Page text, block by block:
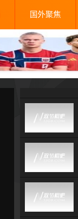
国外聚焦